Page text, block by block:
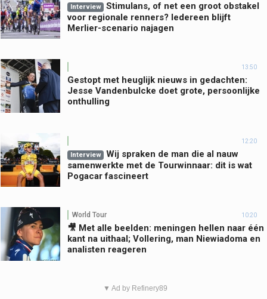
Interview
Stimulans, of net een groot obstakel
voor regionale renners? Iedereen blijft
Merlier-scenario najagen
13:50
Gestopt met heuglijk nieuws in gedachten:
Jesse Vandenbulcke doet grote, persoonlijke
onthulling
12:20
Interview
Wij spraken de man die al nauw
samenwerkte met de Tourwinnaar: dit is wat
Pogacar fascineert
World Tour 10:20
🎥 Met alle beelden: meningen hellen naar één
kant na uithaal; Vollering, man Niewiadoma en
analisten reageren
▼ Ad by Refinery89